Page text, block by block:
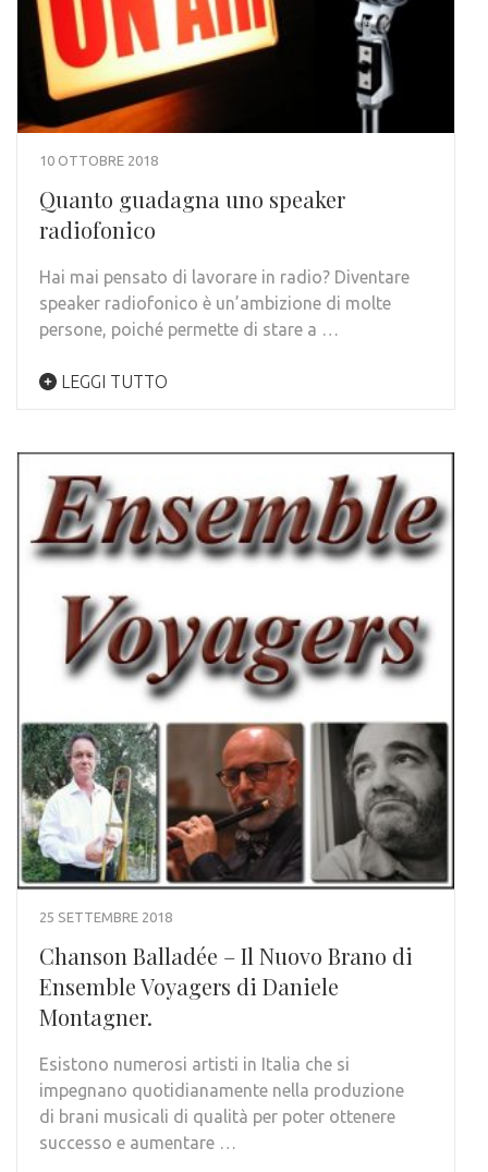
10 OTTOBRE 2018
Quanto guadagna uno speaker
radiofonico
Hai mai pensato di lavorare in radio? Diventare
speaker radiofonico è un’ambizione di molte
persone, poiché permette di stare a …
LEGGI TUTTO
25 SETTEMBRE 2018
Chanson Balladée – Il Nuovo Brano di
Ensemble Voyagers di Daniele
Montagner.
Esistono numerosi artisti in Italia che si
impegnano quotidianamente nella produzione
di brani musicali di qualità per poter ottenere
successo e aumentare …